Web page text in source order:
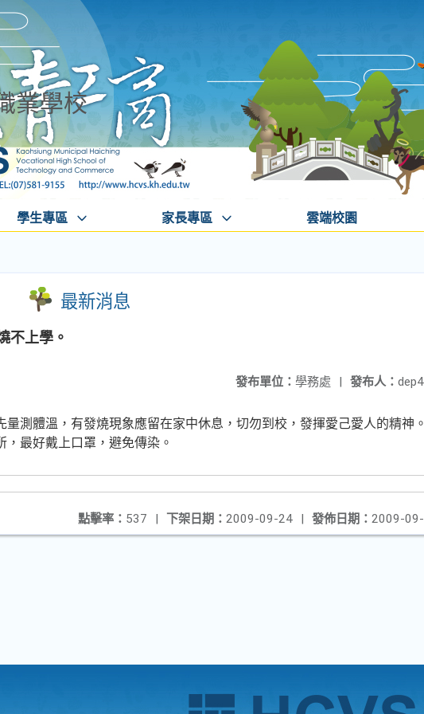
業學校
學生專區 家長專區 雲端校園
最新消息
不上學。
發布人：
發布單位： 學務處 |
測體溫，有發燒現象應留在家中休息，切勿到校，發揮愛己愛人的精神。
最好戴上口罩，避免傳染。
發佈日期： 2009-
下架日期： 2009-09-24 |
點擊率： 537 |